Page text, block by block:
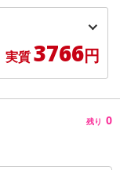
実質3766円
残り 0